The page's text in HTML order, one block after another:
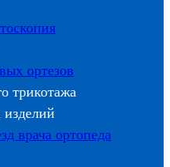
ортезов
трикотажа
врача ортопеда